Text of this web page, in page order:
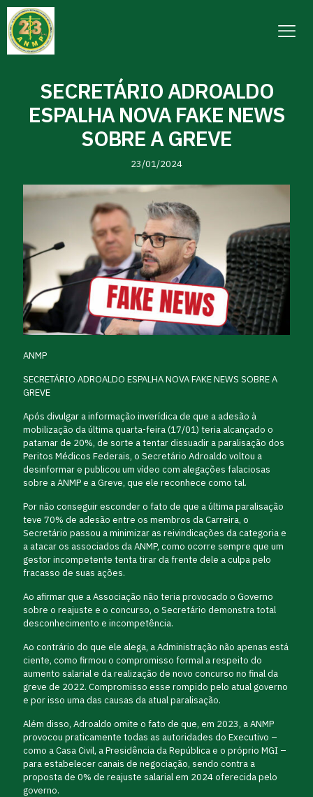
SECRETÁRIO ADROALDO
ESPALHA NOVA FAKE NEWS
SOBRE A GREVE
23/01/2024
ANMP
SECRETÁRIO ADROALDO ESPALHA NOVA FAKE NEWS SOBRE A
GREVE
Após divulgar a informação inverídica de que a adesão à
mobilização da última quarta-feira (17/01) teria alcançado o
patamar de 20%, de sorte a tentar dissuadir a paralisação dos
Peritos Médicos Federais, o Secretário Adroaldo voltou a
desinformar e publicou um vídeo com alegações falaciosas
sobre a ANMP e a Greve, que ele reconhece como tal.
Por não conseguir esconder o fato de que a última paralisação
teve 70% de adesão entre os membros da Carreira, o
Secretário passou a minimizar as reivindicações da categoria e
a atacar os associados da ANMP, como ocorre sempre que um
gestor incompetente tenta tirar da frente dele a culpa pelo
fracasso de suas ações.
Ao afirmar que a Associação não teria provocado o Governo
sobre o reajuste e o concurso, o Secretário demonstra total
desconhecimento e incompetência.
Ao contrário do que ele alega, a Administração não apenas está
ciente, como firmou o compromisso formal a respeito do
aumento salarial e da realização de novo concurso no final da
greve de 2022. Compromisso esse rompido pelo atual governo
e por isso uma das causas da atual paralisação.
Além disso, Adroaldo omite o fato de que, em 2023, a ANMP
provocou praticamente todas as autoridades do Executivo –
como a Casa Civil, a Presidência da República e o próprio MGI –
para estabelecer canais de negociação, sendo contra a
proposta de 0% de reajuste salarial em 2024 oferecida pelo
governo.